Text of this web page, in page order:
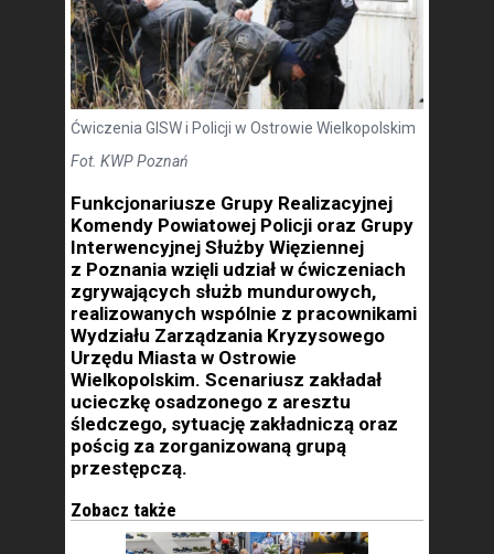
Ćwiczenia GISW i Policji w Ostrowie Wielkopolskim
Fot. KWP Poznań
Funkcjonariusze Grupy Realizacyjnej
Komendy Powiatowej Policji oraz Grupy
Interwencyjnej Służby Więziennej
z Poznania wzięli udział w ćwiczeniach
zgrywających służb mundurowych,
realizowanych wspólnie z pracownikami
Wydziału Zarządzania Kryzysowego
Urzędu Miasta w Ostrowie
Wielkopolskim. Scenariusz zakładał
ucieczkę osadzonego z aresztu
śledczego, sytuację zakładniczą oraz
pościg za zorganizowaną grupą
przestępczą.
Zobacz także